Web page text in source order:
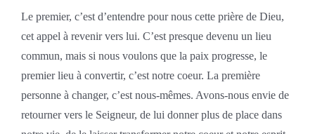
Le premier, c’est d’entendre pour nous cette prière de Dieu,
cet appel à revenir vers lui. C’est presque devenu un lieu
commun, mais si nous voulons que la paix progresse, le
premier lieu à convertir, c’est notre coeur. La première
personne à changer, c’est nous-mêmes. Avons-nous envie de
retourner vers le Seigneur, de lui donner plus de place dans